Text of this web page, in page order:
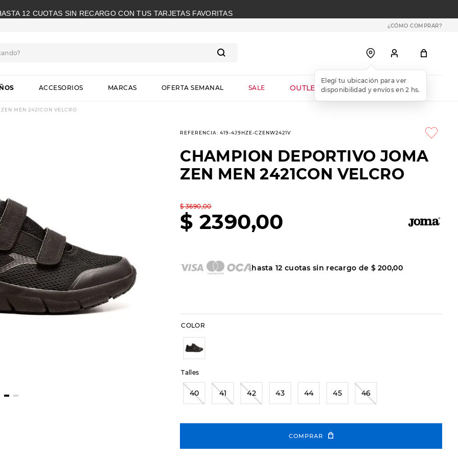
12 CUOTAS SIN RECARGO CON TUS TARJETAS FAVORITAS
¿CÓMO COMPRAR?
ACCESORIOS MARCAS OFERTA SEMANAL SALE OUTLET WEB
MEN 2421CON VELCRO
REFERENCIA:419-4J9HZE-CZENW2421V
CHAMPION DEPORTIVO JOMA
ZEN MEN 2421CON VELCRO
$ 3690,00
$ 2390,00
hasta12 cuotas sin recargo de $ 200,00
COLOR
Talles
40 41 42 43 44 45 46
COMPRAR